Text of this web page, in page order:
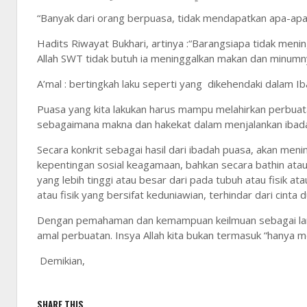
“Banyak dari orang berpuasa, tidak mendapatkan apa-
Hadits Riwayat Bukhari, artinya :“Barangsiapa tidak
Allah SWT tidak butuh ia meninggalkan makan dan
A’mal : bertingkah laku seperti yang dikehendaki dalam
Puasa yang kita lakukan harus mampu melahirkan
sebagaimana makna dan hakekat dalam menjalankan
Secara konkrit sebagai hasil dari ibadah puasa, akan
kepentingan sosial keagamaan, bahkan secara bathin
yang lebih tinggi atau besar dari pada tubuh atau fisik
atau fisik yang bersifat keduniawian, terhindar dari cinta
Dengan pemahaman dan kemampuan keilmuan sebagai
amal perbuatan. Insya Allah kita bukan termasuk “hanya
Demikian,
SHARE THIS